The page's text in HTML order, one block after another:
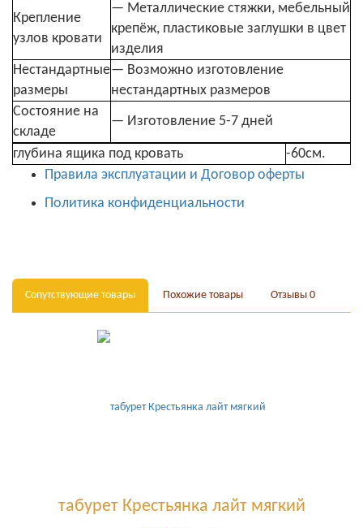
Крепление
узлов кровати
— Металлические стяжки, мебельный
крепёж, пластиковые заглушки в цвет
изделия
Нестандартные
размеры
— Возможно изготовление
нестандартных размеров
Состояние на
складе
— Изготовление 5-7 дней
глубина ящика под кровать
-60см.
Правила эксплуатации и Договор оферты
Политика конфиденциальности
Сопутствующие товары Похожие товары Отзывы 0
табурет Крестьянка лайт мягкий